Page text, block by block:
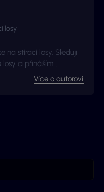
losy
na stírací losy. Sleduji
losy a přináším
Více o autorovi